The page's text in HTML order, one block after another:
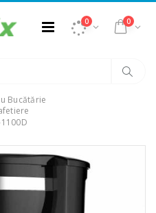
0 0
Bucătărie